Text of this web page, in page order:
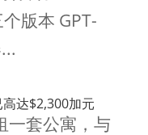
版本 GPT-
达$2,300加元
一套公寓，与